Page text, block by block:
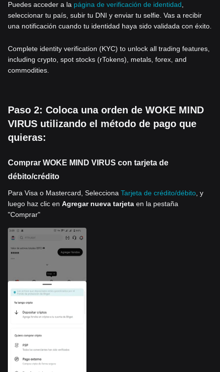
Puedes acceder a la página de verificación de identidad
seleccionar tu país, subir tu DNI y enviar tu selfie. Vas a recibir
una notificación cuando tu identidad haya sido validada con éxito.
Complete identity verification (KYC) to unlock all trading features,
including crypto, spot stocks (rTokens), metals, forex, and
commodities.
Paso 2: Coloca una orden de WOKE MIND
VIRUS utilizando el método de pago que
quieras:
Comprar WOKE MIND VIRUS con tarjeta de
débito/crédito
Para Visa o Mastercard, Selecciona Tarjeta de crédito/débito , y
luego haz clic en Agregar nueva tarjeta en la pestaña
"Comprar"